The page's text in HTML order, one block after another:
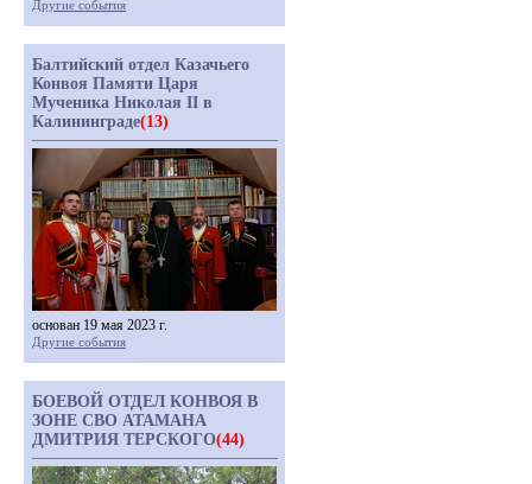
Другие события
Балтийский отдел Казачьего
Конвоя Памяти Царя
Мученика Николая II в
Калининграде(13)
основан 19 мая 2023 г.
Другие события
БОЕВОЙ ОТДЕЛ КОНВОЯ В
ЗОНЕ СВО АТАМАНА
ДМИТРИЯ ТЕРСКОГО(44)